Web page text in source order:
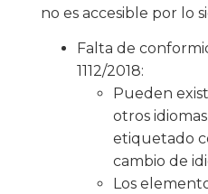
no es accesible por lo
Falta de
1112/2018:
Pueden
otros
etiquetado
cambio de
Los